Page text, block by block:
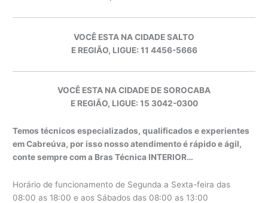
VOCÊ ESTA NA CIDADE SALTO
E REGIÃO, LIGUE: 11 4456-5666
VOCÊ ESTA NA CIDADE DE SOROCABA
E REGIÃO, LIGUE: 15 3042-0300
Temos técnicos especializados, qualificados e experientes
em Cabreúva, por isso nosso atendimento é rápido e ágil,
conte sempre com a Bras Técnica INTERIOR…
Horário de funcionamento de Segunda a Sexta-feira das
08:00 as 18:00 e aos Sábados das 08:00 as 13:00